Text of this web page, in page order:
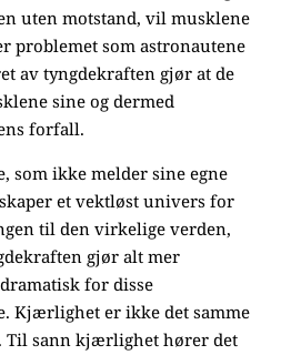
uten motstand, vil musklene
problemet som astronautene
av tyngdekraften gjør at de
sine og dermed
forfall.
som ikke melder sine egne
et vektløst univers for
til den virkelige verden,
gjør alt mer
for disse
Kjærlighet er ikke det samme
Til sann kjærlighet hører det